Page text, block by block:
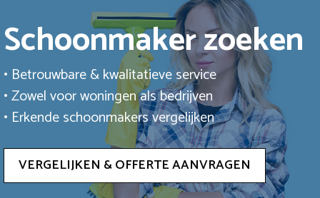
Schoonmaker zoeken
• Betrouwbare & kwalitatieve service
• Zowel voor woningen als bedrijven
• Erkende schoonmakers vergelijken
VERGELIJKEN & OFFERTE AANVRAGEN